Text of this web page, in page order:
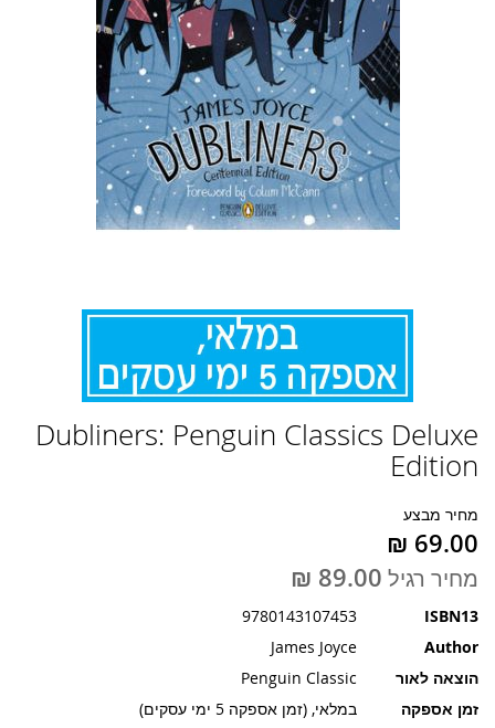
Dubliners: Penguin Classics Deluxe
Edition
מחיר מבצע
מחיר רגיל
ISBN13
9780143107453
Author
James Joyce
הוצאה לאור
Penguin Classic
זמן אספקה
במלאי, (זמן אספקה 5 ימי עסקים)
להתחלה
של
גלריית